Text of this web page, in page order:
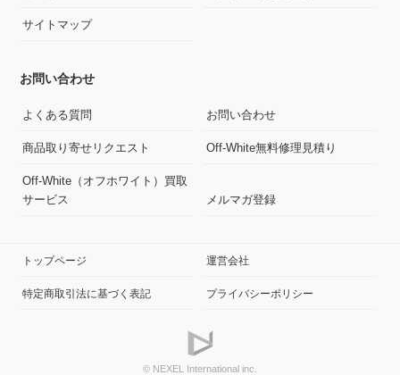
サイトマップ
お問い合わせ
よくある質問 お問い合わせ
商品取り寄せリクエスト Off-White無料修理見積り
Off-White（オフホワイト）買取
サービス
メルマガ登録
トップページ 運営会社
特定商取引法に基づく表記 プライバシーポリシー
© NEXEL International inc.